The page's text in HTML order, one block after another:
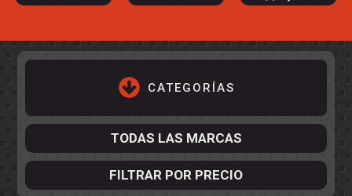
CATEGORÍAS
TODAS LAS MARCAS
FILTRAR POR PRECIO